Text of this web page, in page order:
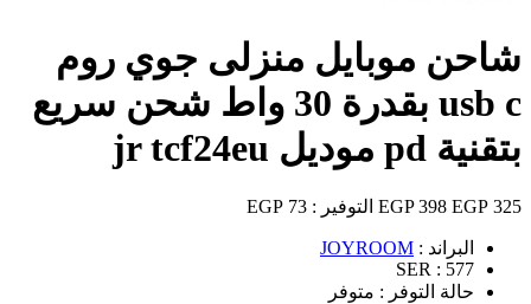
شاحن موبايل منزلى جوي روم
usb c بقدرة 30 واط شحن سريع
بتقنية pd موديل jr tcf24eu
325 EGP
398 EGP التوفير : 73 EGP
البراند : JOYROOM
SER : 577
حالة التوفر : متوفر